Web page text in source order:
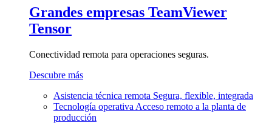
Grandes empresas TeamViewer
Tensor
Conectividad remota para operaciones seguras.
Descubre más
Asistencia técnica remota Segura, flexible, integrada
Tecnología operativa Acceso remoto a la planta de
producción